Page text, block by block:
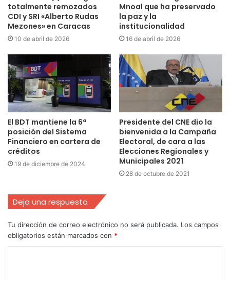
totalmente remozados
CDI y SRI «Alberto Rudas
Mezones» en Caracas
10 de abril de 2026
Mnoal que ha preservado
la paz y la
institucionalidad
16 de abril de 2026
El BDT mantiene la 6ª
posición del Sistema
Financiero en cartera de
créditos
19 de diciembre de 2024
Presidente del CNE dio la
bienvenida a la Campaña
Electoral, de cara a las
Elecciones Regionales y
Municipales 2021
28 de octubre de 2021
Deja una respuesta
Tu dirección de correo electrónico no será publicada. Los campos
obligatorios están marcados con *